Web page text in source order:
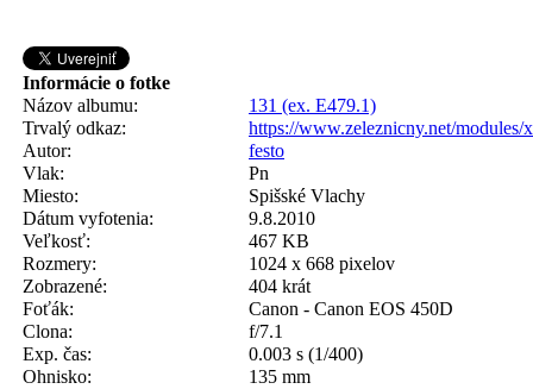
Informácie o fotke
Názov albumu:
131 (ex. E479.1)
Trvalý odkaz:
https://www.zeleznicny.net/
Autor:
festo
Vlak:
Pn
Miesto:
Spišské Vlachy
Dátum vyfotenia:
9.8.2010
Veľkosť:
467 KB
Rozmery:
1024 x 668 pixelov
Zobrazené:
404 krát
Foťák:
Canon - Canon EOS 450D
Clona:
f/7.1
Exp. čas:
0.003 s (1/400)
Ohnisko:
135 mm